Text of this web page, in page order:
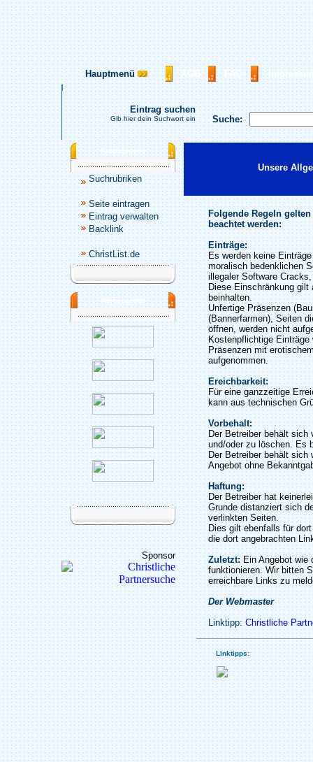
Hauptmenü AGB FAQ
Suche:
Eintrag suchen
Gib hier dein Suchwort ein
Katalogmenü
Suchrubriken
Seite eintragen
Eintrag verwalten
Backlink
ChristList.de
Werbepartner
Sponsor
Unsere
Folgende Regeln
beachtet werden:
Einträge:
Es werden keine
moralisch bedenklichen
illegaler Software
Diese Einschränkung gilt
beinhalten.
Unfertige Präsenzen
(Bannerfarmen), Seiten
öffnen, werden nicht
Kostenpflichtige
Präsenzen mit
aufgenommen.
Ereichbarkeit:
Für eine ganzzeitige
kann aus technischen
Vorbehalt:
Der Betreiber behält sich
und/oder zu löschen. Es
Der Betreiber behält sich
Angebot ohne
Haftung:
Der Betreiber hat
Grunde distanziert sich
verlinkten Seiten.
Dies gilt ebenfalls für
die dort angebrachten
Zuletzt: Ein Angebot wie
funktionieren. Wir bitten
erreichbare Links zu
Der Webmaster
Linktipp: Christliche
Linktipps: